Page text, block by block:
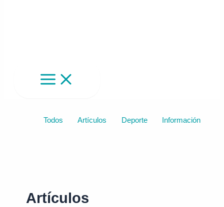
Todos Artículos Deporte Información
Artículos